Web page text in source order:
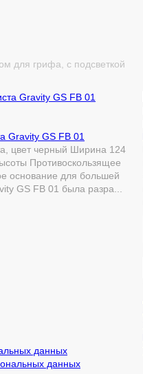
для грифа, с подсветкой
Gravity GS FB 01
цвет черный Ширина 124
Противоскользящее
основание для большей
GS FB 01 была разра...
данных
данных